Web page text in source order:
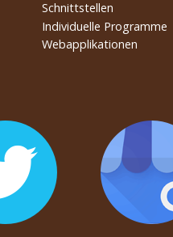
Schnittstellen
Individuelle Programme
Webapplikationen